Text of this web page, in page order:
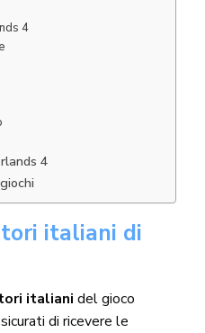
4
4
italiani di
italiani del gioco
di ricevere le